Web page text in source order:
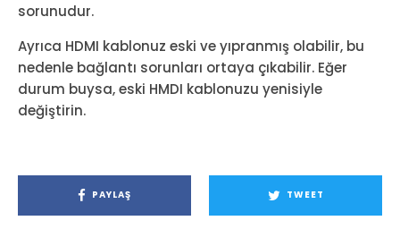
sorunudur.
Ayrıca HDMI kablonuz eski ve yıpranmış olabilir, bu
nedenle bağlantı sorunları ortaya çıkabilir. Eğer
durum buysa, eski HMDI kablonuzu yenisiyle
değiştirin.
PAYLAŞ TWEET